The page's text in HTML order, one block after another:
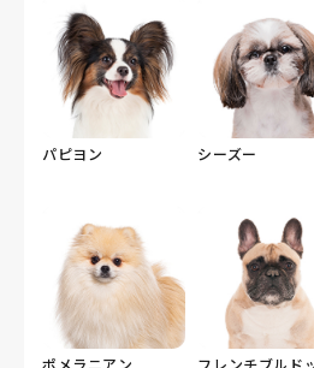
パピヨン シーズー